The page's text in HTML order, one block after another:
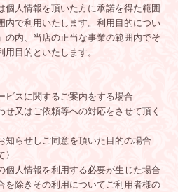
個人情報を頂いた方に承諾を得た範囲
内で利用いたします。利用目的につい
の内、当店の正当な事業の範囲内でそ
目的といたします。
ビスに関するご案内をする場合
せ又はご依頼等への対応をさせて頂く
知らせしご同意を頂いた目的の場合
個人情報を利用する必要が生じた場合
を除きその利用についてご利用者様の